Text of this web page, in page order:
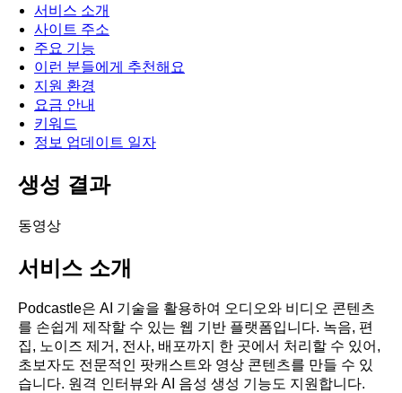
서비스 소개
사이트 주소
주요 기능
이런 분들에게 추천해요
지원 환경
요금 안내
키워드
정보 업데이트 일자
생성 결과
동영상
서비스 소개
Podcastle은 AI 기술을 활용하여 오디오와 비디오 콘텐츠
를 손쉽게 제작할 수 있는 웹 기반 플랫폼입니다. 녹음, 편
집, 노이즈 제거, 전사, 배포까지 한 곳에서 처리할 수 있어,
초보자도 전문적인 팟캐스트와 영상 콘텐츠를 만들 수 있
습니다. 원격 인터뷰와 AI 음성 생성 기능도 지원합니다.